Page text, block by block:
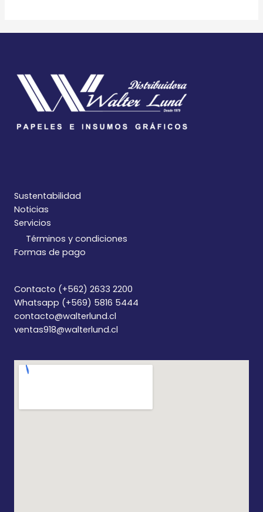
Sustentabilidad
Noticias
Servicios
Términos y condiciones
Formas de pago
Contacto (+562) 2633 2200
Whatsapp (+569) 5816 5444
contacto@walterlund.cl
ventas918@walterlund.cl